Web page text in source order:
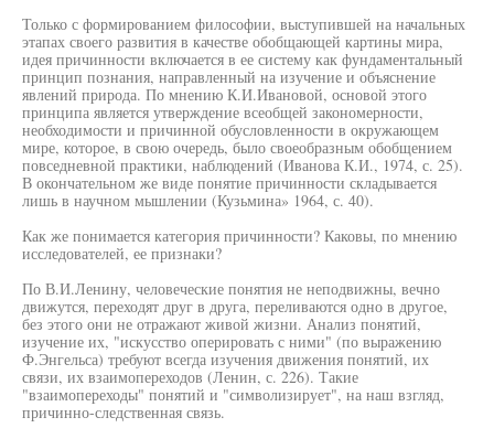
Только с формированием философии, выступившей на начальных
этапах своего развития в качестве обобщающей картины мира,
идея причинности включается в ее систему как фундаментальный
принцип познания, направленный на изучение и объяснение
явлений природа. По мнению К.И.Ивановой, основой этого
принципа является утверждение всеобщей закономерности,
необходимости и причинной обусловленности в окружающем
мире, которое, в свою очередь, было своеобразным обобщением
повседневной практики, наблюдений (Иванова К.И., 1974, с. 25).
В окончательном же виде понятие причинности складывается
лишь в научном мышлении (Кузьмина» 1964, с. 40).
Как же понимается категория причинности? Каковы, по мнению
исследователей, ее признаки?
По В.И.Ленину, человеческие понятия не неподвижны, вечно
движутся, переходят друг в друга, переливаются одно в другое,
без этого они не отражают живой жизни. Анализ понятий,
изучение их, "искусство оперировать с ними" (по выражению
Ф.Энгельса) требуют всегда изучения движения понятий, их
связи, их взаимопереходов (Ленин, с. 226). Такие
"взаимопереходы" понятий и "символизирует", на наш взгляд,
причинно-следственная связь.